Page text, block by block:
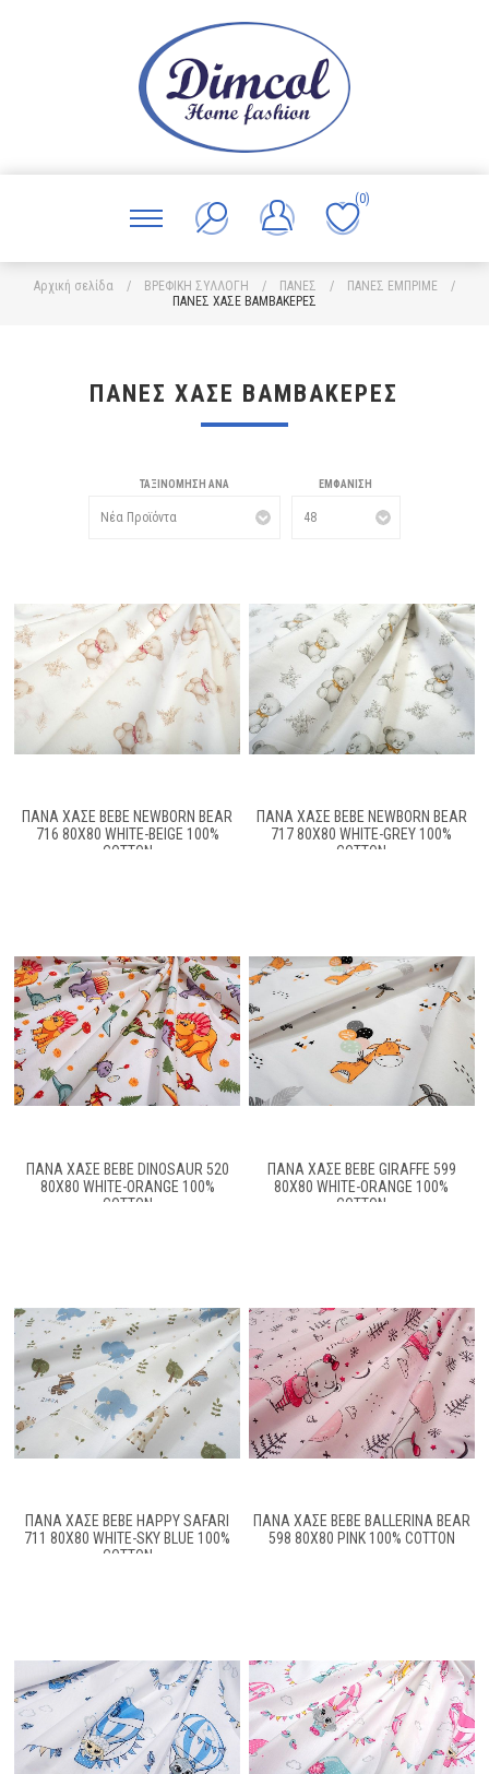
(0)
Αρχική σελίδα / ΒΡΕΦΙΚΗ ΣΥΛΛΟΓΗ / ΠΑΝΕΣ / ΠΑΝΕΣ ΕΜΠΡΙΜΕ
/
ΠΑΝΕΣ ΧΑΣΕ ΒΑΜΒΑΚΕΡΕΣ
ΠΑΝΕΣ ΧΑΣΕ ΒΑΜΒΑΚΕΡΕΣ
ΤΑΞΙΝΌΜΗΣΗ ΑΝΆ ΕΜΦΆΝΙΣΗ
ΠΆΝΑ ΧΑΣΈ BEBE NEWBORN BEAR
716 80X80 WHITE-BEIGE 100%
COTTON
ΠΆΝΑ ΧΑΣΈ BEBE NEWBORN BEAR
717 80X80 WHITE-GREY 100%
COTTON
ΠΆΝΑ ΧΑΣΈ BEBE DINOSAUR 520
80X80 WHITE-ORANGE 100%
COTTON
ΠΆΝΑ ΧΑΣΈ BEBE GIRAFFE 599
80X80 WHITE-ORANGE 100%
COTTON
ΠΆΝΑ ΧΑΣΈ BEBE HAPPY SAFARI
711 80X80 WHITE-SKY BLUE 100%
COTTON
ΠΆΝΑ ΧΑΣΈ BEBE BALLERINA BEAR
598 80X80 PINK 100% COTTON